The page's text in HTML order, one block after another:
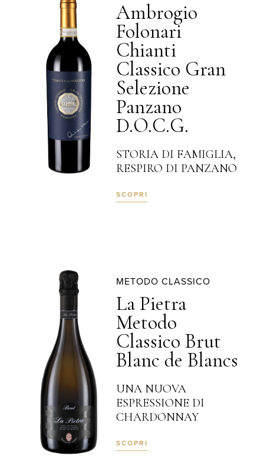
Ambrogio
Folonari
Chianti
Classico Gran
Selezione
Panzano
D.O.C.G.
STORIA DI FAMIGLIA,
RESPIRO DI PANZANO
SCOPRI
METODO CLASSICO
La Pietra
Metodo
Classico Brut
Blanc de Blancs
UNA NUOVA
ESPRESSIONE DI
CHARDONNAY
SCOPRI